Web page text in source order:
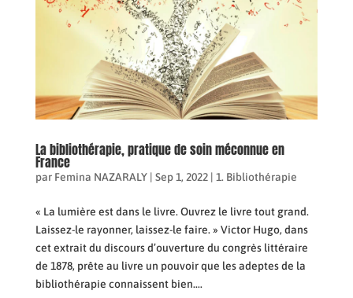
La bibliothérapie, pratique de soin méconnue en
France
par Femina NAZARALY| Sep 1, 2022| 1. Bibliothérapie
« La lumière est dans le livre. Ouvrez le livre tout grand.
Laissez-le rayonner, laissez-le faire. » Victor Hugo, dans
cet extrait du discours d’ouverture du congrès littéraire
de 1878, prête au livre un pouvoir que les adeptes de la
bibliothérapie connaissent bien....